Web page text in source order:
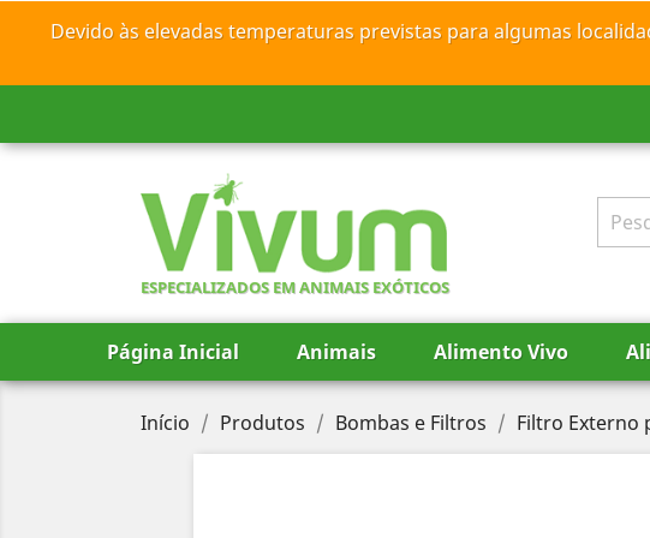
Devido às elevadas temperaturas previstas para algumas
ESPECIALIZADOS EM ANIMAIS EXÓTICOS
Página Inicial Animais Alimento Vivo
Início Produtos Bombas e Filtros Filtro Externo